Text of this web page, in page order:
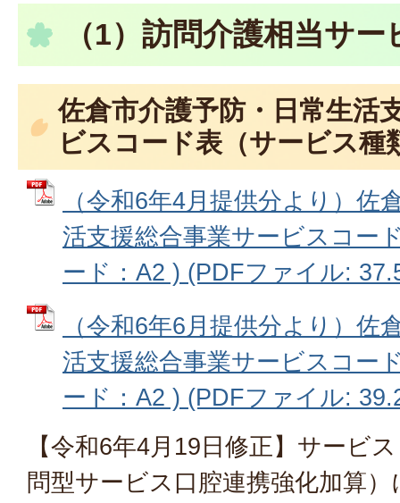
（1）訪問介護相当サー
佐倉市介護予防・日常生活
ビスコード表（サービス種
（令和6年4月提供分より）佐
活支援総合事業サービスコー
ード：A2 ) (PDFファイル:
（令和6年6月提供分より）佐
活支援総合事業サービスコー
ード：A2 ) (PDFファイル:
【令和6年4月19日修正】サービ
問型サービス口腔連携強化加算